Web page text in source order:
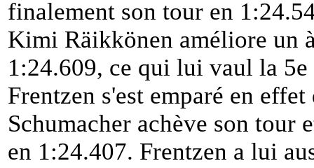
finalement son tour en
Kimi Räikkönen améliore un
1:24.609, ce qui lui vaul la
Frentzen s'est emparé en
Schumacher achève son tour
en 1:24.407. Frentzen a lui